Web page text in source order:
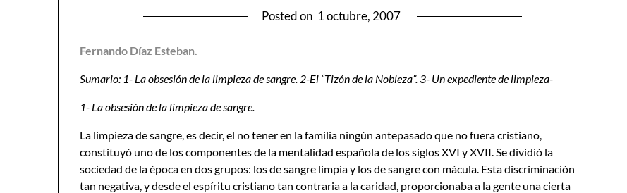
Posted on 1 octubre, 2007
Fernando Díaz Esteban.
Sumario: 1- La obsesión de la limpieza de sangre. 2-El “Tizón de la Nobleza”. 3- Un expediente de limpieza-
1- La obsesión de la limpieza de sangre.
La limpieza de sangre, es decir, el no tener en la familia ningún antepasado que no fuera cristiano,
constituyó uno de los componentes de la mentalidad española de los siglos XVI y XVII. Se dividió la
sociedad de la época en dos grupos: los de sangre limpia y los de sangre con mácula. Esta discriminación
tan negativa, y desde el espíritu cristiano tan contraria a la caridad, proporcionaba a la gente una cierta